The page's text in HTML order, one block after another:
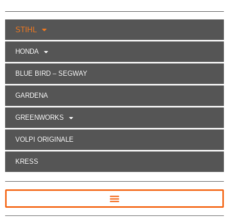
STIHL
HONDA
BLUE BIRD – SEGWAY
GARDENA
GREENWORKS
VOLPI ORIGINALE
KRESS